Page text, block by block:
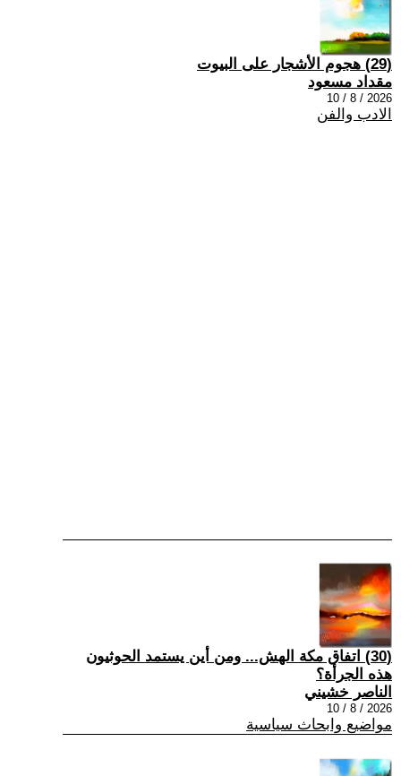
(29) هجوم الأشجار على البيوت
مقداد مسعود
2026 / 8 / 10
الادب والفن
(30) اتفاق مكة الهش... ومن أين يستمد الحوثيون
هذه الجرأة؟
الناصر خشيني
2026 / 8 / 10
مواضيع وابحاث سياسية